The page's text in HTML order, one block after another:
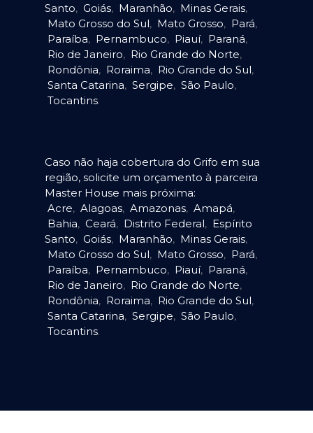
Santo, Goiás, Maranhão, Minas Gerais,
Mato Grosso do Sul, Mato Grosso, Pará,
Paraíba, Pernambuco, Piauí, Paraná,
Rio de Janeiro, Rio Grande do Norte,
Rondônia, Roraima, Rio Grande do Sul,
Santa Catarina, Sergipe, São Paulo,
Tocantins.
Caso não haja cobertura do Grifo em sua
região, solicite um orçamento à parceira
Master House mais próxima:
Acre, Alagoas, Amazonas, Amapá,
Bahia, Ceará, Distrito Federal, Espírito
Santo, Goiás, Maranhão, Minas Gerais,
Mato Grosso do Sul, Mato Grosso, Pará,
Paraíba, Pernambuco, Piauí, Paraná,
Rio de Janeiro, Rio Grande do Norte,
Rondônia, Roraima, Rio Grande do Sul,
Santa Catarina, Sergipe, São Paulo,
Tocantins.